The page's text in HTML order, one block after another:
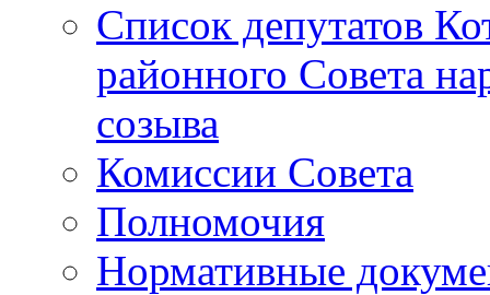
Список депутатов
районного Совета
созыва
Комиссии Совета
Полномочия
Нормативные